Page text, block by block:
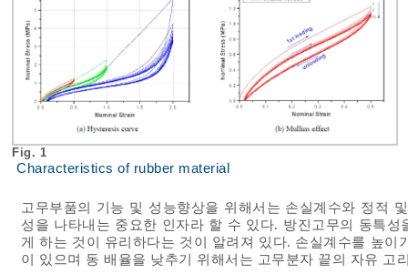
Fig. 1
Characteristics of rubber material
고무부품의 기능 및 성능향상을 위해서는 손실계수와 정적
성을 나타내는 중요한 인자라 할 수 있다. 방진고무의 동특
게 하는 것이 유리하다는 것이 알려져 있다. 손실계수를 높
이 있으며 동 배율을 낮추기 위해서는 고무분자 끝의 자유 고